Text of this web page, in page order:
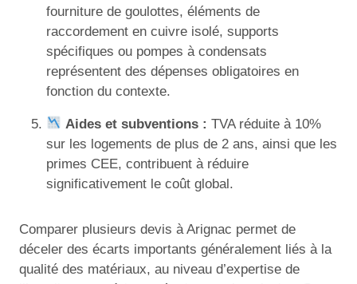
fourniture de goulottes, éléments de
raccordement en cuivre isolé, supports
spécifiques ou pompes à condensats
représentent des dépenses obligatoires en
fonction du contexte.
Aides et subventions : TVA réduite à 10%
sur les logements de plus de 2 ans, ainsi que les
primes CEE, contribuent à réduire
significativement le coût global.
Comparer plusieurs devis à Arignac permet de
déceler des écarts importants généralement liés à la
qualité des matériaux, au niveau d’expertise de